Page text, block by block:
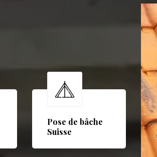
Pose de bâche
Suisse